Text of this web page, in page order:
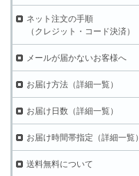
ネット注文の手順
（クレジット・コード決済）
メールが届かないお客様へ
お届け方法（詳細一覧）
お届け日数（詳細一覧）
お届け時間帯指定（詳細一覧）
送料無料について